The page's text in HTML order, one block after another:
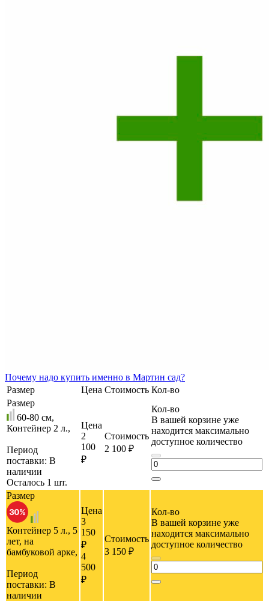
Почему надо купить именно в Мартин сад?
Размер
Цена Стоимость Кол-во
Размер
60-80 см,
Контейнер 2 л.,
Период
поставки: В
наличии
Осталось 1 шт.
Цена
2
100
₽
Стоимость
2 100 ₽
Кол-во
В вашей корзине уже
находится максимально
доступное количество
Размер
Контейнер 5 л., 5
лет, на
бамбуковой арке,
Период
поставки: В
наличии
Цена
3
150
₽
4
500
₽
Стоимость
3 150 ₽
Кол-во
В вашей корзине уже
находится максимально
доступное количество